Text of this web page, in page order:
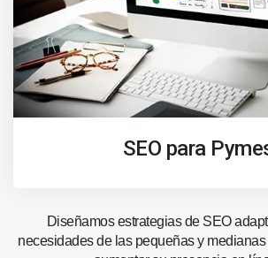
SEO para
Diseñamos estrategias de SEO
necesidades de las pequeñas y